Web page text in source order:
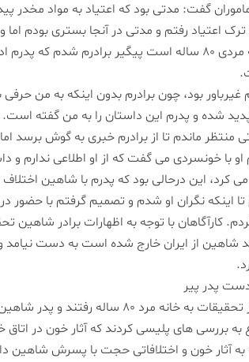
گفت: مدتی بود که اعتیاد به مواد مخدر
اعتیاد رفتم و مدتی در آنجا بستری بودم
در خانه نبود و از پدرم که مردی ۸۰ ساله است پیگیر
بود، چون برادرم بدون اینکه به من حرفی
شده و پدرم این داستان را به من گفته است.
ماندم تا از برادرم خبری به گوش برسد اما
خونسردی می گفت که از او اطلاعی ندارم و
کرد، این درحالی بود که پدرم با شاهین
نگران او شدم و تصمیم گرفتم با حضور در
با توجه به اظهارات برادر شاهین
شاهین از ایران خارج شده است به دست نیامد
پدر پیر
کارآگاهان در این شاخه از تحقیقات به
بررسی های پلیسی کردند که آثار خون در
به آثار خون و اختلافاتی حجت با پسرش